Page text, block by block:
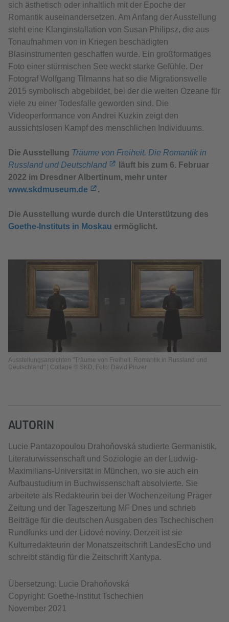
sich ästhetisch oder inhaltlich mit der Epoche der
Romantik auseinandersetzen. Am Anfang der Ausstellung
steht eine Klanginstallation von Susan Philipsz, die aus
Tonaufnahmen von in Kriegen beschädigten
Blasinstrumenten geschaffen wurde. Ein großformatiges
Foto einer stürmischen See weckt starke Gefühle. Der
Fotograf Wolfgang Tilmanns hat so die Migrationswelle
2015 symbolisch abgebildet, bei der die weiten Ozeane für
viele zu einer Todesfalle geworden sind. Die
Videoperformance von Andrei Kuzkin zeigt den
aussichtslosen Kampf des menschlichen Individuums.
Die Ausstellung Träume von Freiheit. Die Romantik in
Russland und Deutschland
läuft bis zum 6. Februar
2022 im Dresdner Albertinum, mehr unter
www.skdmuseum.de
.
Die Ausstellung wurde durch die Unterstützung des
Goethe-Instituts in Moskau ermöglicht.
Ausstellungsansichten "Träume von Freiheit. Romantik in Russland und
Deutschland" | Collage © SKD, Foto: David Pinzer
AUTORIN
Lucie Pantazopoulou Drahoňovská studierte Germanistik,
Literaturwissenschaft und Soziologie an der Ludwig-
Maximilians-Universität in München, wo sie auch ein
Aufbaustudium in Buchwissenschaft absolvierte. Sie
arbeitete als Redakteurin bei der Wochenzeitung Prager
Zeitung und der Tageszeitung MF Dnes und schrieb
Beiträge für die deutschen Ausgaben des Tschechischen
Rundfunks und der Lidové noviny. Derzeit ist sie
Kulturredakteurin der Monatszeitschrift LandesEcho und
schreibt ständig für die Zeitschrift Xantypa.
Übersetzung: Lucie Drahoňovská
Copyright: Goethe-Institut Tschechien
November 2021